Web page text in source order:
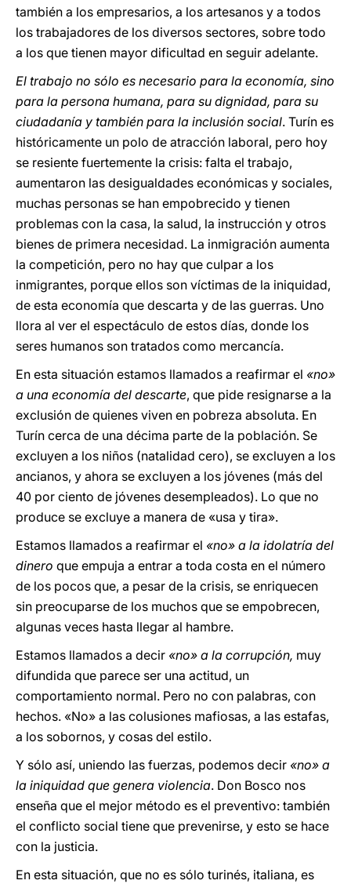
también a los empresarios, a los artesanos y a todos
los trabajadores de los diversos sectores, sobre todo
a los que tienen mayor dificultad en seguir adelante.
El trabajo no sólo es necesario para la economía, sino
para la persona humana, para su dignidad, para su
ciudadanía y también para la inclusión social. Turín es
históricamente un polo de atracción laboral, pero hoy
se resiente fuertemente la crisis: falta el trabajo,
aumentaron las desigualdades económicas y sociales,
muchas personas se han empobrecido y tienen
problemas con la casa, la salud, la instrucción y otros
bienes de primera necesidad. La inmigración aumenta
la competición, pero no hay que culpar a los
inmigrantes, porque ellos son víctimas de la iniquidad,
de esta economía que descarta y de las guerras. Uno
llora al ver el espectáculo de estos días, donde los
seres humanos son tratados como mercancía.
En esta situación estamos llamados a reafirmar el «no»
a una economía del descarte, que pide resignarse a la
exclusión de quienes viven en pobreza absoluta. En
Turín cerca de una décima parte de la población. Se
excluyen a los niños (natalidad cero), se excluyen a los
ancianos, y ahora se excluyen a los jóvenes (más del
40 por ciento de jóvenes desempleados). Lo que no
produce se excluye a manera de «usa y tira».
Estamos llamados a reafirmar el «no» a la idolatría del
dinero que empuja a entrar a toda costa en el número
de los pocos que, a pesar de la crisis, se enriquecen
sin preocuparse de los muchos que se empobrecen,
algunas veces hasta llegar al hambre.
Estamos llamados a decir «no» a la corrupción, muy
difundida que parece ser una actitud, un
comportamiento normal. Pero no con palabras, con
hechos. «No» a las colusiones mafiosas, a las estafas,
a los sobornos, y cosas del estilo.
Y sólo así, uniendo las fuerzas, podemos decir «no» a
la iniquidad que genera violencia. Don Bosco nos
enseña que el mejor método es el preventivo: también
el conflicto social tiene que prevenirse, y esto se hace
con la justicia.
En esta situación, que no es sólo turinés, italiana, es